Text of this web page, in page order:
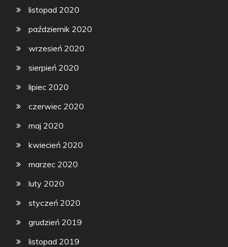
listopad 2020
październik 2020
wrzesień 2020
sierpień 2020
lipiec 2020
czerwiec 2020
maj 2020
kwiecień 2020
marzec 2020
luty 2020
styczeń 2020
grudzień 2019
listopad 2019